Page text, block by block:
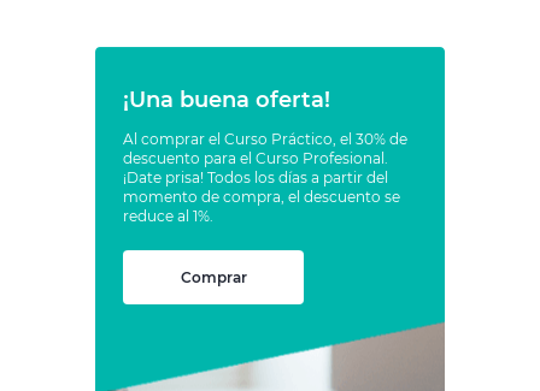
¡Una buena oferta!
Al comprar el Curso Práctico, el 30% de
descuento para el Curso Profesional.
¡Date prisa! Todos los días a partir del
momento de compra, el descuento se
reduce al 1%.
Comprar